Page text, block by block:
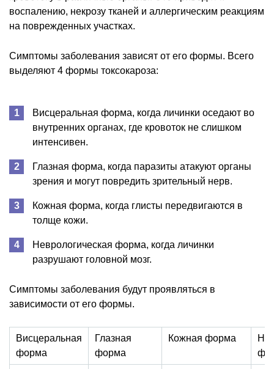
воспалению, некрозу тканей и аллергическим реакциям
на поврежденных участках.
Симптомы заболевания зависят от его формы. Всего
выделяют 4 формы токсокароза:
Висцеральная форма, когда личинки оседают во
внутренних органах, где кровоток не слишком
интенсивен.
Глазная форма, когда паразиты атакуют органы
зрения и могут повредить зрительный нерв.
Кожная форма, когда глисты передвигаются в
толще кожи.
Неврологическая форма, когда личинки
разрушают головной мозг.
Симптомы заболевания будут проявляться в
зависимости от его формы.
Висцеральная
форма
Глазная
форма
Кожная форма